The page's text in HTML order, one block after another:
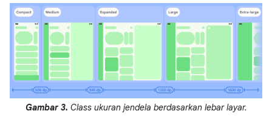
Gambar 3. Class ukuran jendela berdasarkan lebar layar.